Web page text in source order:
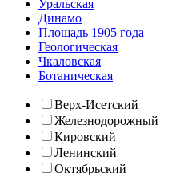
Уральская
Динамо
Площадь 1905 года
Геологическая
Чкаловская
Ботаническая
Верх-Исетский
Железнодорожный
Кировский
Ленинский
Октябрьский